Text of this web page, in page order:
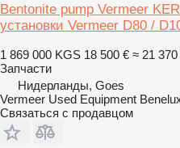
Bentonite pump Vermeer
установки Vermeer D80 /
1 869 000 KGS 18 500 € ≈ 21 370
Запчасти
Нидерланды, Goes
Vermeer Used Equipment
Связаться с продавцом